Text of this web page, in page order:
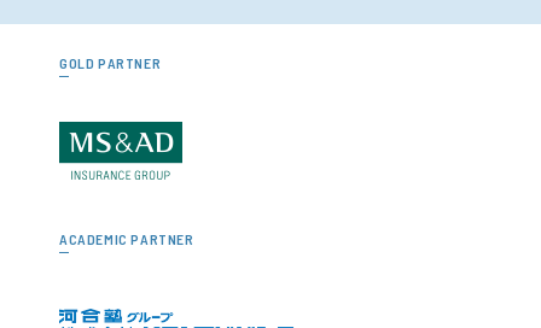
GOLD PARTNER
ACADEMIC PARTNER